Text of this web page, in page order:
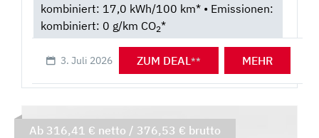
kombiniert: 17,0 kWh/100 km* • Emissionen:
kombiniert: 0 g/km CO2*
3. Juli 2026 ZUM DEAL** MEHR
Ab 316,41 € netto / 376,53 € brutto